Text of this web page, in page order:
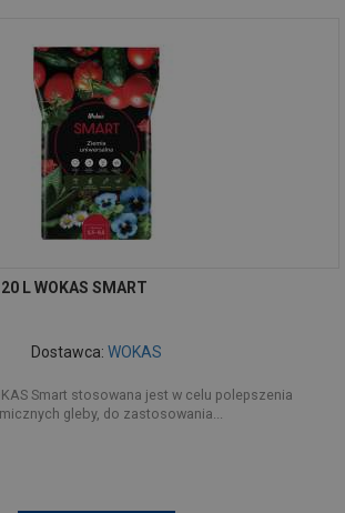
L WOKAS SMART
Dostawca: WOKAS
Smart stosowana jest w celu polepszenia
gleby, do zastosowania...